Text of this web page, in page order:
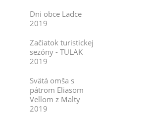
Dni obce Ladce
2019
Začiatok turistickej
sezóny - TULAK
2019
Svätá omša s
pátrom Eliasom
Vellom z Malty
2019